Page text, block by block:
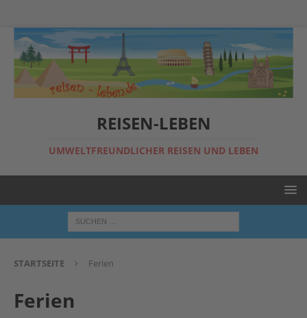
REISEN-LEBEN
UMWELTFREUNDLICHER REISEN UND LEBEN
STARTSEITE Ferien
Ferien